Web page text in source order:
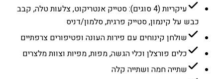
עיקריות (4 סוגים): סטייק אנטריקוט, צלעות טלה, קבב
כבש על קינמון, סטייק פרגית, סלמון/דניס
שולחן קינוחים עם פירות העונה ופטיפורים צרפתיים
כלים פורצלן וכלי הגשה, מפות, מפיות וצוות מלצרים
שתייה חמה ושתייה קלה